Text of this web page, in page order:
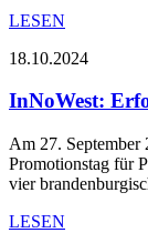
LESEN
18.10.2024
InNoWest:
Am 27. September
Promotionstag für
vier
LESEN